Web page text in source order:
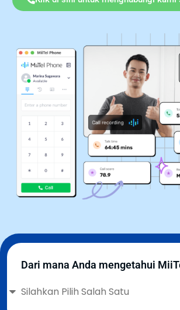
Dari mana Anda mengetahui